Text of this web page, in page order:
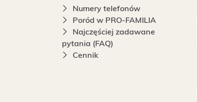
Numery telefonów
Poród w PRO-FAMILIA
Najczęściej zadawane
pytania (FAQ)
Cennik